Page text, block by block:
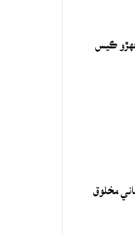
ڪيس
مخلوق